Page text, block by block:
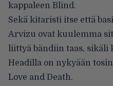
kappaleen Blind.
Sekä kitaristi itse että
Arvizu ovat kuulemma
liittyä bändiin taas, sikäli
Headilla on nykyään
Love and Death.